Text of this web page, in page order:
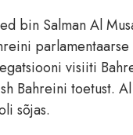
bin Salman Al
visiiti
Bahreini toetust.
sõjas.